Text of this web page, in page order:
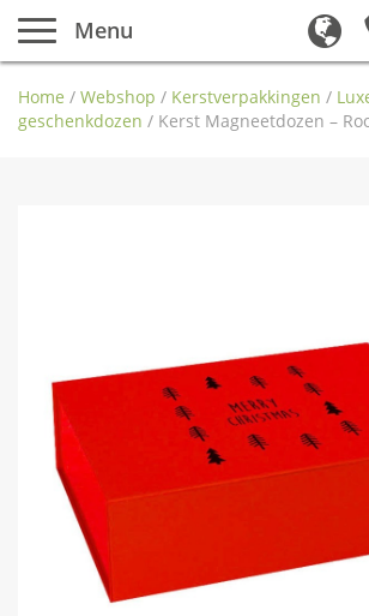
Menu
Home / Webshop / Kerstverpakkingen /
geschenkdozen / Kerst Magneetdozen –